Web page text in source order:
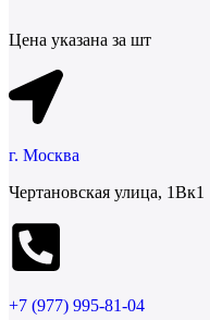
Цена указана за шт
г. Москва
Чертановская улица, 1Вк1
+7 (977) 995-81-04